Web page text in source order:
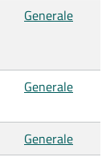
Generale
Generale
Generale